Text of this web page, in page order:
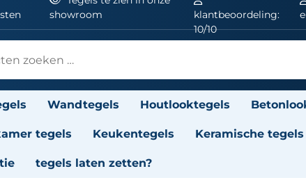
showroom
klantbeoordeling:
10/10
Wandtegels Houtlooktegels
tegels Keukentegels Keramische tegels
tegels laten zetten?